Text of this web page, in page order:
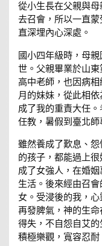
從小生長在父親與
去召會，所以一直
直深埋內心深處。
國小四年級時，母
世。父親畢業於山
高中老師，也因病
月的妹妹，從此相
成了我的重責大任
任教，暑假到臺北
雖然養成了歎息、
的孩子，都能過上
成了女強人，在婚
生活。後來經由召
女。受浸後的我，
再發脾氣，神的生
得失，不自怨自艾
積極樂觀，寬容忍耐